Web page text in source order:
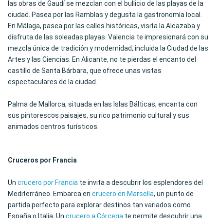
las obras de Gaudí se mezclan con el bullicio de las playas de la
ciudad. Pasea por las Ramblas y degusta la gastronomía local.
En Málaga, pasea por las calles históricas, visita la Alcazaba y
disfruta de las soleadas playas. Valencia te impresionará con su
mezcla única de tradición y modernidad, incluida la Ciudad de las
Artes y las Ciencias. En Alicante, no te pierdas el encanto del
castillo de Santa Bárbara, que ofrece unas vistas
espectaculares de la ciudad.
Palma de Mallorca, situada en las Islas Bálticas, encanta con
sus pintorescos paisajes, su rico patrimonio cultural y sus
animados centros turísticos.
Cruceros por Francia
Un crucero por Francia te invita a descubrir los esplendores del
Mediterráneo. Embarca en crucero en Marsella, un punto de
partida perfecto para explorar destinos tan variados como
España o Italia. Un crucero a Córcega te permite descubrir una